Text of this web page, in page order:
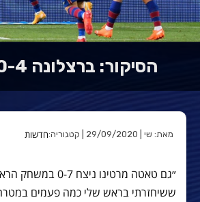
הסיקור: ברצלונה 0-4 ויאריאל
מאת: שי | 29/09/2020 | קטגוריה: חדשות
״גם טאטה מרטינו
ששיחזרתי בראש שלי כמה פעמים